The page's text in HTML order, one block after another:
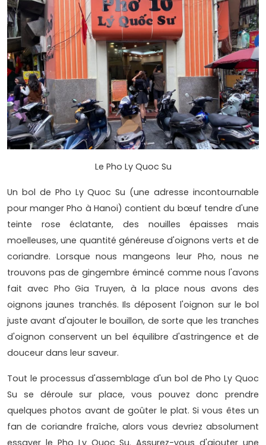
Le Pho Ly Quoc Su
Un bol de Pho Ly Quoc Su (une adresse incontournable
pour manger Pho à Hanoi) contient du bœuf tendre d'une
teinte rose éclatante, des nouilles épaisses mais
moelleuses, une quantité généreuse d'oignons verts et de
coriandre. Lorsque nous mangeons leur Pho, nous ne
trouvons pas de gingembre émincé comme nous l'avons
fait avec Pho Gia Truyen, à la place nous avons des
oignons jaunes tranchés. Ils déposent l'oignon sur le bol
juste avant d'ajouter le bouillon, de sorte que les tranches
d'oignon conservent un bel équilibre d'astringence et de
douceur dans leur saveur.
Tout le processus d'assemblage d'un bol de Pho Ly Quoc
Su se déroule sur place, vous pouvez donc prendre
quelques photos avant de goûter le plat. Si vous êtes un
fan de coriandre fraîche, alors vous devriez absolument
essayer le Pho Ly Quoc Su. Assurez-vous d'ajouter une